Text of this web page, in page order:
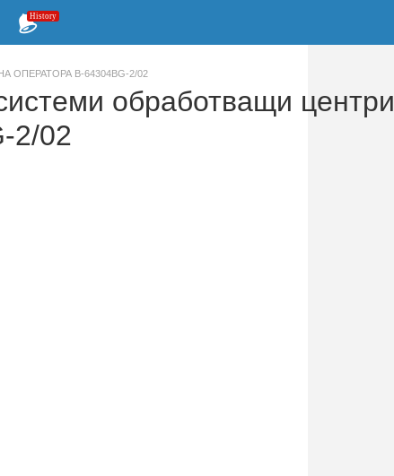
History
ОПЕРАТОРА B-64304BG-2/02
обработващи центри
2/02